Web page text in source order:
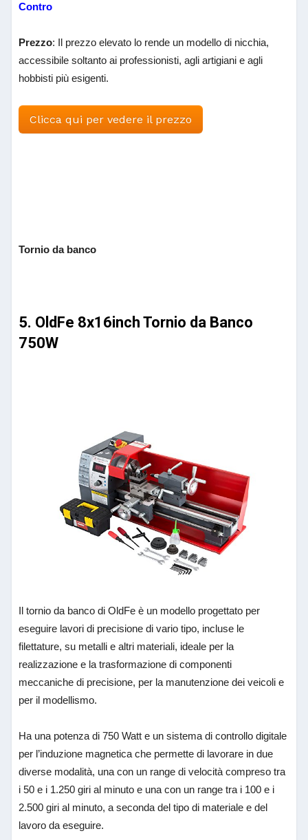
Contro
Prezzo: Il prezzo elevato lo rende un modello di nicchia,
accessibile soltanto ai professionisti, agli artigiani e agli
hobbisti più esigenti.
Clicca qui per vedere il prezzo
Tornio da banco
5. OldFe 8x16inch Tornio da Banco
750W
Il tornio da banco di OldFe è un modello progettato per
eseguire lavori di precisione di vario tipo, incluse le
filettature, su metalli e altri materiali, ideale per la
realizzazione e la trasformazione di componenti
meccaniche di precisione, per la manutenzione dei veicoli e
per il modellismo.
Ha una potenza di 750 Watt e un sistema di controllo digitale
per l’induzione magnetica che permette di lavorare in due
diverse modalità, una con un range di velocità compreso tra
i 50 e i 1.250 giri al minuto e una con un range tra i 100 e i
2.500 giri al minuto, a seconda del tipo di materiale e del
lavoro da eseguire.